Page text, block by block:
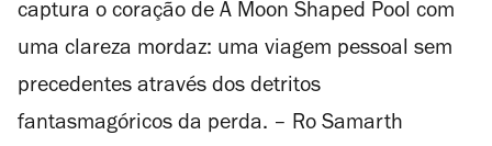
captura o coração de A Moon Shaped Pool com
uma clareza mordaz: uma viagem pessoal sem
precedentes através dos detritos
fantasmagóricos da perda. – Ro Samarth